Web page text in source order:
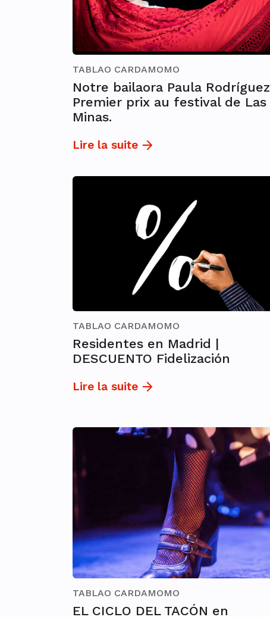
TABLAO CARDAMOMO
Notre bailaora Paula Rodríguez
Premier prix au festival de Las
Minas.
Lire la suite
TABLAO CARDAMOMO
Residentes en Madrid |
DESCUENTO Fidelización
Lire la suite
TABLAO CARDAMOMO
EL CICLO DEL TACÓN en